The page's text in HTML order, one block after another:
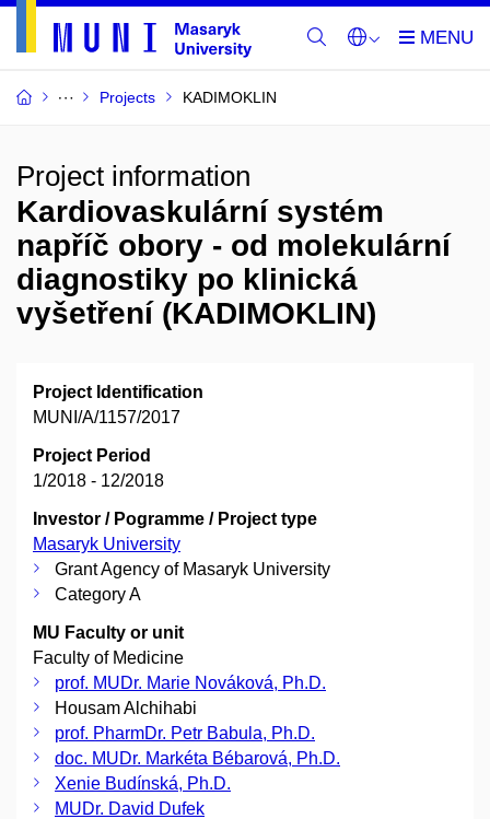
Projects KADIMOKLIN
Project information
Kardiovaskulární systém
napříč obory - od molekulární
diagnostiky po klinická
vyšetření (KADIMOKLIN)
Project Identification
MUNI/A/1157/2017
Project Period
1/2018 - 12/2018
Investor / Pogramme / Project type
Masaryk University
Grant Agency of Masaryk University
Category A
MU Faculty or unit
Faculty of Medicine
prof. MUDr. Marie Nováková, Ph.D.
Housam Alchihabi
prof. PharmDr. Petr Babula, Ph.D.
doc. MUDr. Markéta Bébarová, Ph.D.
Xenie Budínská, Ph.D.
MUDr. David Dufek